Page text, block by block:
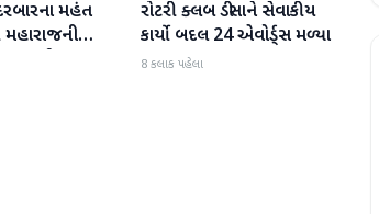
મહંત
જામીન પર
બનાસકાંઠા
રોટરી ક્લબ ડીસાને સેવાકીય
કાર્યો બદલ 24 એવોર્ડ્સ મળ્યા
8 કલાક પહેલા